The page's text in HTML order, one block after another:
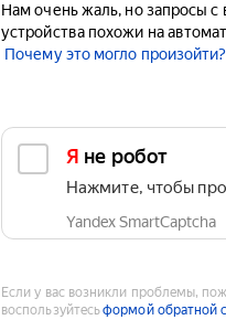
Нам очень жаль, но запросы с
устройства похожи на
Почему это могло произойти?
Я не робот
Нажмите, чтобы
Yandex SmartCaptcha
Если у вас возникли проблемы,
воспользуйтесьформой обратной